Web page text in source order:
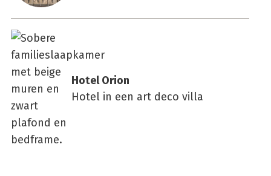
Hotel Ori­on
Hotel in een art deco villa